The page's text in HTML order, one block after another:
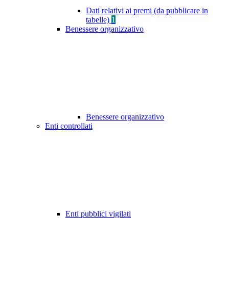
Dati relativi ai premi (da pubblicare in
tabelle) 1
Benessere organizzativo
Benessere organizzativo
Enti controllati
Enti pubblici vigilati